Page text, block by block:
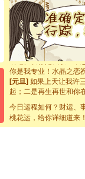
能正大光明地骚扰你,告
都要快乐噢!
[圣诞节]奉上一颗祝福
如意,快乐,鲜花,一切美
[元旦]看到你我会触电
断电。爱你是我职业，
你是我专业！水晶之恋
[元旦]如果上天让我许
起；二是再生再世和你
离。水晶之恋祝你新年快
[元旦]当我狠下心扭头
泣，这痛楚让我明白我
卖了。水晶之恋祝你新
今日运程如何？财运、
桃花运，给你详细道来